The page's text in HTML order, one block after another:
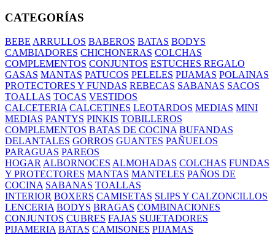
CATEGORÍAS
BEBE ARRULLOS BABEROS BATAS BODYS
CAMBIADORES CHICHONERAS COLCHAS
COMPLEMENTOS CONJUNTOS ESTUCHES REGALO
GASAS MANTAS PATUCOS PELELES PIJAMAS POLAINAS
PROTECTORES Y FUNDAS REBECAS SABANAS SACOS
TOALLAS TOCAS VESTIDOS
CALCETERIA CALCETINES LEOTARDOS MEDIAS MINI
MEDIAS PANTYS PINKIS TOBILLEROS
COMPLEMENTOS BATAS DE COCINA BUFANDAS
DELANTALES GORROS GUANTES PAÑUELOS
PARAGUAS PAREOS
HOGAR ALBORNOCES ALMOHADAS COLCHAS FUNDAS
Y PROTECTORES MANTAS MANTELES PAÑOS DE
COCINA SABANAS TOALLAS
INTERIOR BOXERS CAMISETAS SLIPS Y CALZONCILLOS
LENCERIA BODYS BRAGAS COMBINACIONES
CONJUNTOS CUBRES FAJAS SUJETADORES
PIJAMERIA BATAS CAMISONES PIJAMAS